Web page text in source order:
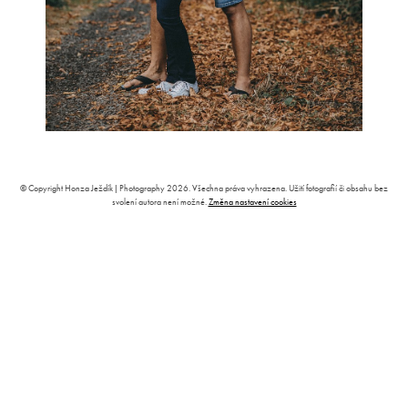
© Copyright Honza Ježdík | Photography 2026. Všechna práva vyhrazena. Užití fotografií či obsahu bez
svolení autora není možné.Změna nastavení cookies